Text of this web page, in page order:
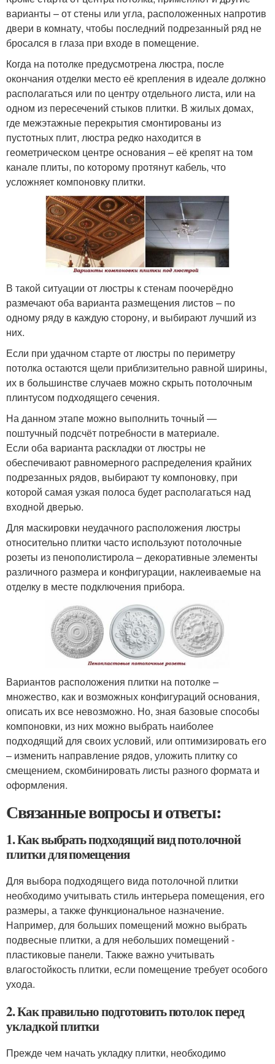
варианты – от стены или угла, расположенных напротив
двери в комнату, чтобы последний подрезанный ряд не
бросался в глаза при входе в помещение.
Когда на потолке предусмотрена люстра, после
окончания отделки место её крепления в идеале должно
располагаться или по центру отдельного листа, или на
одном из пересечений стыков плитки. В жилых домах,
где межэтажные перекрытия смонтированы из
пустотных плит, люстра редко находится в
геометрическом центре основания – её крепят на том
канале плиты, по которому протянут кабель, что
усложняет компоновку плитки.
В такой ситуации от люстры к стенам поочерёдно
размечают оба варианта размещения листов – по
одному ряду в каждую сторону, и выбирают лучший из
них.
Если при удачном старте от люстры по периметру
потолка остаются щели приблизительно равной ширины,
их в большинстве случаев можно скрыть потолочным
плинтусом подходящего сечения.
На данном этапе можно выполнить точный —
поштучный подсчёт потребности в материале.
Если оба варианта раскладки от люстры не
обеспечивают равномерного распределения крайних
подрезанных рядов, выбирают ту компоновку, при
которой самая узкая полоса будет располагаться над
входной дверью.
Для маскировки неудачного расположения люстры
относительно плитки часто используют потолочные
розеты из пенополистирола – декоративные элементы
различного размера и конфигурации, наклеиваемые на
отделку в месте подключения прибора.
Вариантов расположения плитки на потолке –
множество, как и возможных конфигураций основания,
описать их все невозможно. Но, зная базовые способы
компоновки, из них можно выбрать наиболее
подходящий для своих условий, или оптимизировать его
– изменить направление рядов, уложить плитку со
смещением, скомбинировать листы разного формата и
оформления.
Связанные вопросы и ответы:
1. Как выбрать подходящий вид потолочной
плитки для помещения
Для выбора подходящего вида потолочной плитки
необходимо учитывать стиль интерьера помещения, его
размеры, а также функциональное назначение.
Например, для больших помещений можно выбрать
подвесные плитки, а для небольших помещений -
пластиковые панели. Также важно учитывать
влагостойкость плитки, если помещение требует особого
ухода.
2. Как правильно подготовить потолок перед
укладкой плитки
Прежде чем начать укладку плитки, необходимо